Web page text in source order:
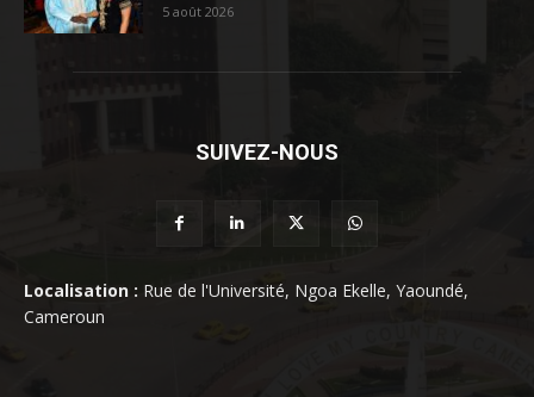
5 août 2026
SUIVEZ-NOUS
Localisation : Rue de l'Université, Ngoa Ekelle, Yaoundé,
Cameroun